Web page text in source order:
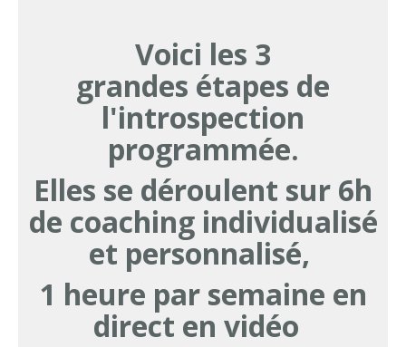
Voici les 3
grandes étapes de
l'introspection
programmée.
Elles se déroulent sur 6h
de coaching individualisé
et personnalisé,
1 heure par semaine en
direct en vidéo